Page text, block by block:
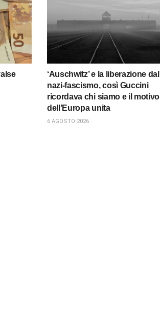
‘Auschwitz’ e la liberazione dal
nazi-fascismo, così Guccini
ricordava chi siamo e il motivo
dell’Europa unita
6 AGOSTO 2026